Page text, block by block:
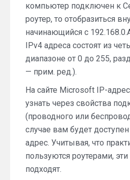
компьютер подключен к
роутер, то отобразиться
начинающийся с
IPv4 адреса состоят из
диапазоне от 0 до 255,
— прим. ред.).
На сайте Microsoft IP-
узнать через свойства
(проводного или
случае вам будет
адрес. Учитывая, что
пользуются роутерами,
подходят.